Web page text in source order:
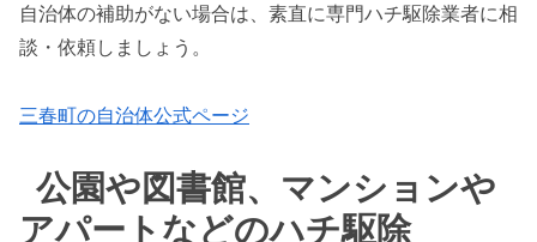
自治体の補助がない場合は、素直に専門ハチ駆除業者に相
談・依頼しましょう。
三春町の自治体公式ページ
公園や図書館、マンションや
アパートなどのハチ駆除